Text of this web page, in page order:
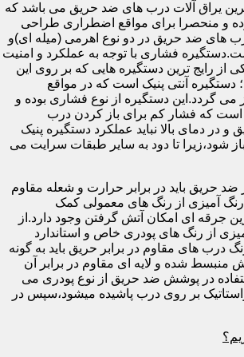
یراق آلات درب های ضد حریق می باشد که
و منحصرا برای مواقع اضطراری طراحی
های ضد حریق در دو نوع اهرمی (میله ای)و
فشاری با توجه به عملکرد و امنیت
از رایج ترین دستگیره هایی که بر روی این
آنتی پنیک است که در مواقع
می گردد.این دستگیره از نوع فشاری بوده و
است که فشار کم برای باز کردن درب
در دمای بالا نباید عملکرد دستگیره پنیک
شود،زیرا تا دود به سایر طبقات سرایت می
حریق باید در برابر حرارت و شعله مقاوم
رنگ آمیزی از رنگ های معمولی کمک
جرقه ای امکان آتش گرفتن وجود دارد.از
از رنگ های پودری خاص و استاندارد
درب های مقاوم در برابر حریق باید به گونه
منبسط شده و لایه ای مقاوم در برابر آن
در پوشش ضد حریق از نوع پودری می
بر روی درب پاشیده میشود،سپس در